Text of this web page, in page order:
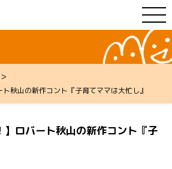
>
ト秋山の新作コント『子育てママは大忙し』
】ロバート秋山の新作コント『子